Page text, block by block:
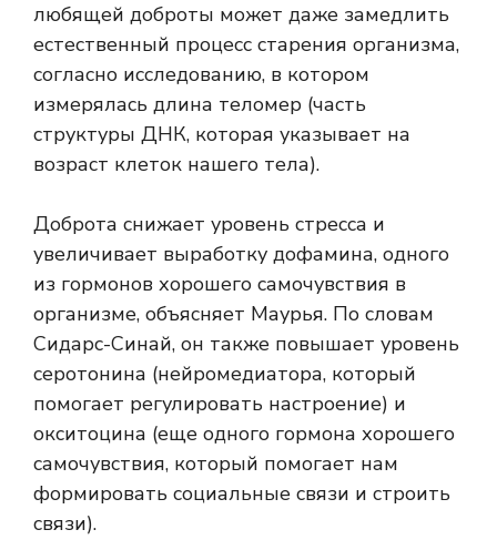
любящей доброты может даже замедлить
естественный процесс старения организма,
согласно исследованию, в котором
измерялась длина теломер (часть
структуры ДНК, которая указывает на
возраст клеток нашего тела).
Доброта снижает уровень стресса и
увеличивает выработку дофамина, одного
из гормонов хорошего самочувствия в
организме, объясняет Маурья. По словам
Сидарс-Синай, он также повышает уровень
серотонина (нейромедиатора, который
помогает регулировать настроение) и
окситоцина (еще одного гормона хорошего
самочувствия, который помогает нам
формировать социальные связи и строить
связи).